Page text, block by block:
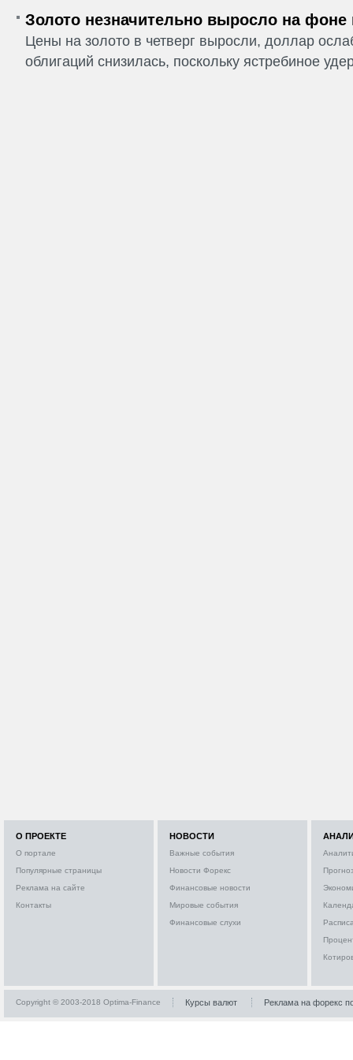
Золото незначительно выросло на фоне
Цены на золото в четверг выросли, доллар
облигаций снизилась, поскольку ястребиное
О ПРОЕКТЕ
О портале
Популярные страницы
Реклама на сайте
Контакты
НОВОСТИ
Важные события
Новости Форекс
Финансовые новости
Мировые события
Финансовые слухи
Copyright © 2003-2018 Optima-Finance Курсы валют Реклама на форекс